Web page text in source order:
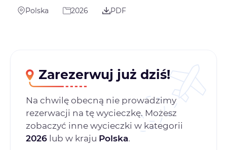
Polska 2026 PDF
Zarezerwuj już dziś!
Na chwilę obecną nie prowadzimy
rezerwacji na tę wycieczkę. Możesz
zobaczyć inne wycieczki w kategorii
2026 lub w kraju Polska.